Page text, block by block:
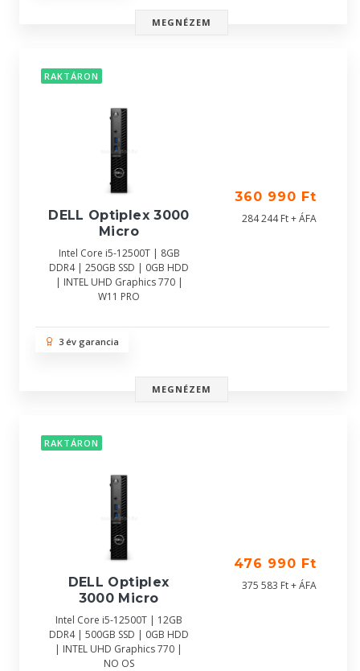
MEGNÉZEM
RAKTÁRON
DELL Optiplex 3000
Micro
Intel Core i5-12500T | 8GB
DDR4 | 250GB SSD | 0GB HDD
| INTEL UHD Graphics 770 |
W11 PRO
360 990 Ft
284 244 Ft + ÁFA
3 év garancia
MEGNÉZEM
RAKTÁRON
DELL Optiplex
3000 Micro
Intel Core i5-12500T | 12GB
DDR4 | 500GB SSD | 0GB HDD
| INTEL UHD Graphics 770 |
NO OS
476 990 Ft
375 583 Ft + ÁFA